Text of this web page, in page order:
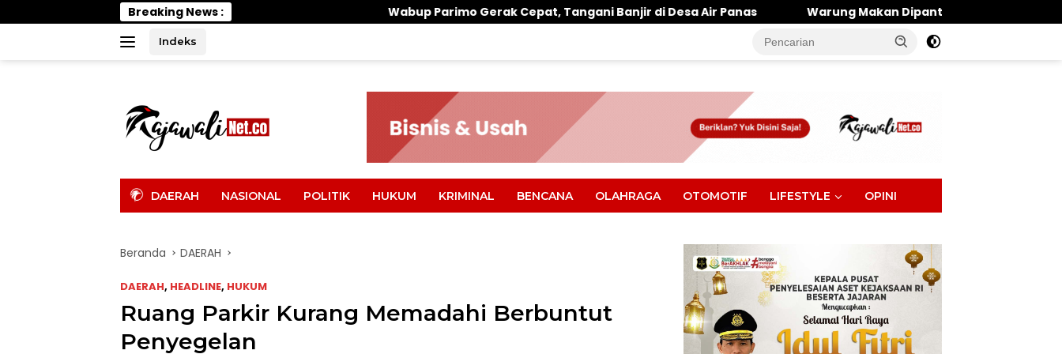
ke
Breaking News : Wabup Parimo Gerak Cepat, Tangani Banjir di Desa Air Panas Warung Makan Dipantai Khatulistiwa Hangus Terbakar,
Indeks
DAERAH NASIONAL POLITIK HUKUM KRIMINAL BENCANA OLAHRAGA OTOMOTIF LIFESTYLE OPINI
Beranda DAERAH
DAERAH, HEADLINE, HUKUM
Ruang Parkir Kurang Memadahi Berbuntut
Penyegelan